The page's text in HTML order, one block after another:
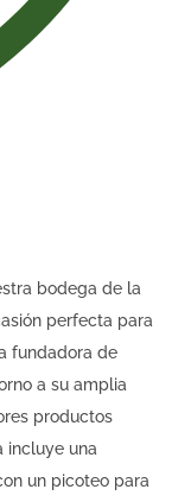
bodega de la
perfecta para
fundadora de
a su amplia
productos
incluye una
un picoteo para